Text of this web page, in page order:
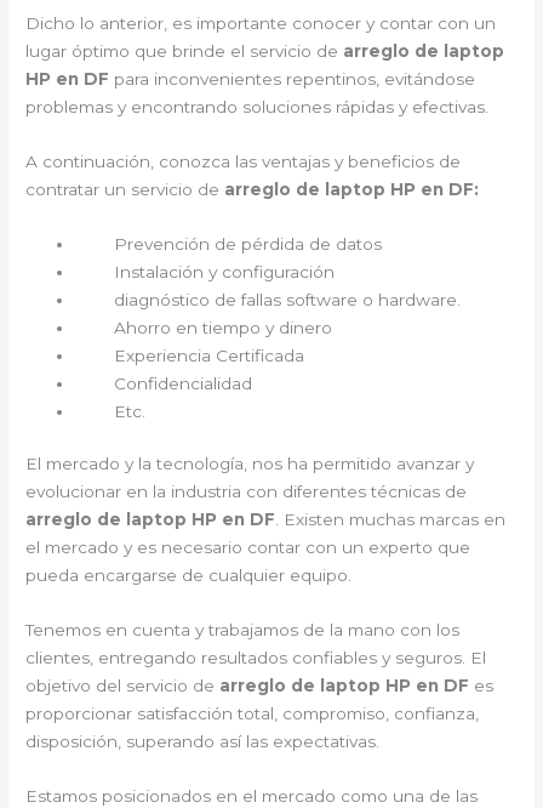
Dicho lo anterior, es importante conocer y contar con un
lugar óptimo que brinde el servicio de arreglo de laptop
HP en DF para inconvenientes repentinos, evitándose
problemas y encontrando soluciones rápidas y efectivas.
A continuación, conozca las ventajas y beneficios de
contratar un servicio de arreglo de laptop HP en DF:
Prevención de pérdida de datos
Instalación y configuración
diagnóstico de fallas software o hardware.
Ahorro en tiempo y dinero
Experiencia Certificada
Confidencialidad
Etc.
El mercado y la tecnología, nos ha permitido avanzar y
evolucionar en la industria con diferentes técnicas de
arreglo de laptop HP en DF. Existen muchas marcas en
el mercado y es necesario contar con un experto que
pueda encargarse de cualquier equipo.
Tenemos en cuenta y trabajamos de la mano con los
clientes, entregando resultados confiables y seguros. El
objetivo del servicio de arreglo de laptop HP en DF es
proporcionar satisfacción total, compromiso, confianza,
disposición, superando así las expectativas.
Estamos posicionados en el mercado como una de las